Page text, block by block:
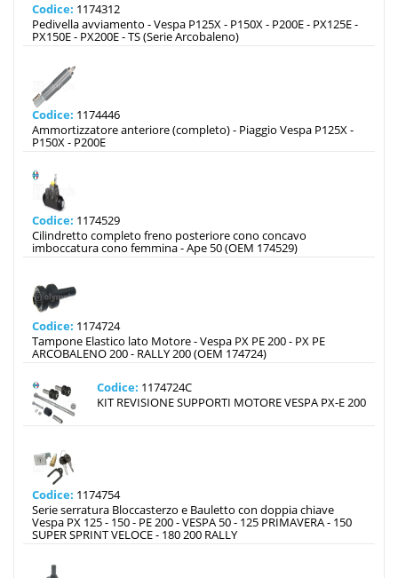
Codice: 1174312
Pedivella avviamento - Vespa P125X - P150X - P200E - PX125E -
PX150E - PX200E - TS (Serie Arcobaleno)
Codice: 1174446
Ammortizzatore anteriore (completo) - Piaggio Vespa P125X -
P150X - P200E
Codice: 1174529
Cilindretto completo freno posteriore cono concavo
imboccatura cono femmina - Ape 50 (OEM 174529)
Codice: 1174724
Tampone Elastico lato Motore - Vespa PX PE 200 - PX PE
ARCOBALENO 200 - RALLY 200 (OEM 174724)
Codice: 1174724C
KIT REVISIONE SUPPORTI MOTORE VESPA PX-E 200
Codice: 1174754
Serie serratura Bloccasterzo e Bauletto con doppia chiave
Vespa PX 125 - 150 - PE 200 - VESPA 50 - 125 PRIMAVERA - 150
SUPER SPRINT VELOCE - 180 200 RALLY